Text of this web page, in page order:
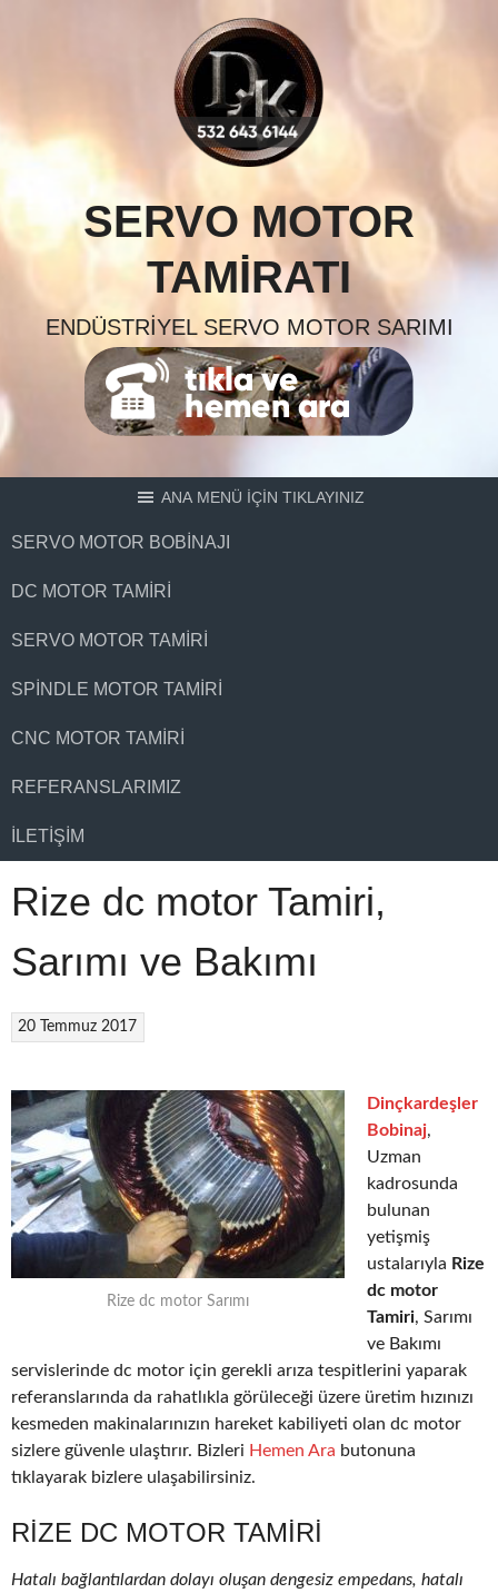
SERVO MOTOR
TAMIRATI
ENDÜSTRIYEL SERVO MOTOR SARIMI
ANA MENÜ İÇİN TIKLAYINIZ
SERVO MOTOR BOBINAJI
DC MOTOR TAMIRI
SERVO MOTOR TAMIRI
SPINDLE MOTOR TAMIRI
CNC MOTOR TAMIRI
REFERANSLARIMIZ
İLETIŞIM
Rize dc motor Tamiri,
Sarımı ve Bakımı
20 Temmuz 2017
Rize dc motor Sarımı
Dinçkardeşler
Bobinaj,
Uzman
kadrosunda
bulunan
yetişmiş
ustalarıyla Rize
dc motor
Tamiri, Sarımı
ve Bakımı
servislerinde dc motor için gerekli arıza tespitlerini yaparak
referanslarında da rahatlıkla görüleceği üzere üretim hızınızı
kesmeden makinalarınızın hareket kabiliyeti olan dc motor
sizlere güvenle ulaştırır. Bizleri Hemen Ara butonuna
tıklayarak bizlere ulaşabilirsiniz.
RIZE DC MOTOR TAMIRI
Hatalı bağlantılardan dolayı oluşan dengesiz empedans, hatalı